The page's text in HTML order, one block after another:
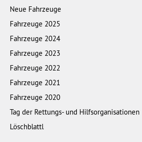
Neue Fahrzeuge
Fahrzeuge 2025
Fahrzeuge 2024
Fahrzeuge 2023
Fahrzeuge 2022
Fahrzeuge 2021
Fahrzeuge 2020
Tag der Rettungs- und Hilfsorganisationen
Löschblattl